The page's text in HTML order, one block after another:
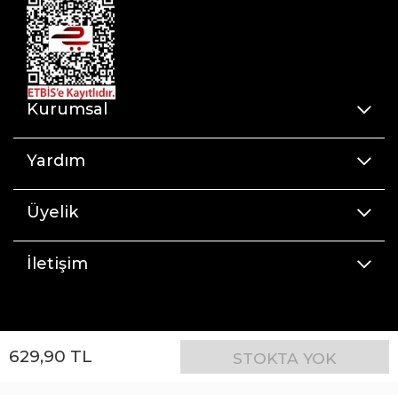
629,90 TL STOKTA YOK
Kurumsal
Yardım
Üyelik
İletişim